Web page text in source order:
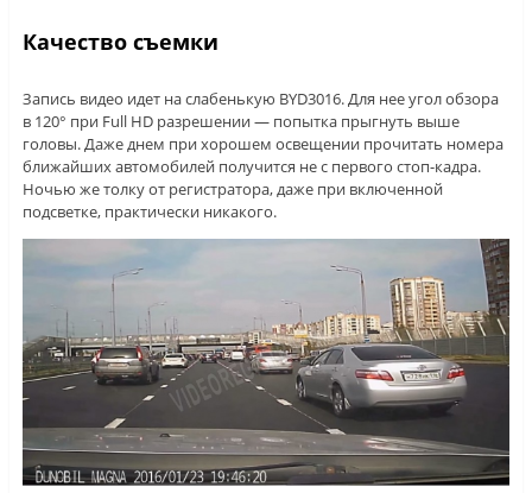
Качество съемки
Запись видео идет на слабенькую BYD3016. Для нее угол обзора
в 120° при Full HD разрешении — попытка прыгнуть выше
головы. Даже днем при хорошем освещении прочитать номера
ближайших автомобилей получится не с первого стоп-кадра.
Ночью же толку от регистратора, даже при включенной
подсветке, практически никакого.